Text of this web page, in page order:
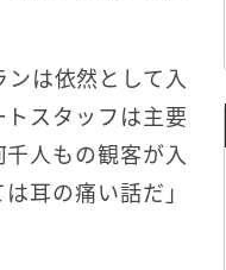
は依然として入
スタッフは主要
人もの観客が入
耳の痛い話だ」